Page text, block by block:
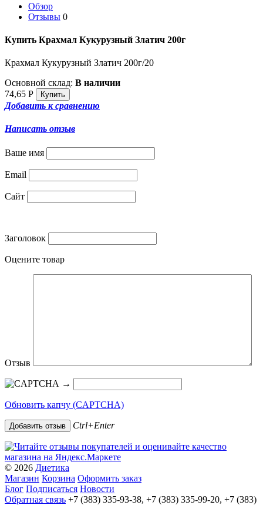
Обзор
Отзывы 0
Купить Крахмал Кукурузный Златич 200г
Крахмал Кукурузный Златич 200г/20
Основной склад: В наличии
74,65 Р
Добавить к сравнению
Написать отзыв
Ваше имя
Email
Сайт
Заголовок
Оцените товар
Отзыв
→
Обновить капчу (CAPTCHA)
Ctrl+Enter
© 2026 Диетика
Магазин Корзина Оформить заказ
Блог Подписаться Новости
Обратная связь +7 (383) 335-93-38, +7 (383) 335-99-20, +7 (383)